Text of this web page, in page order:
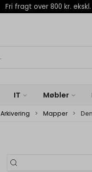
Fri fragt over 800 kr.
IT Møbler
Arkivering Mapper